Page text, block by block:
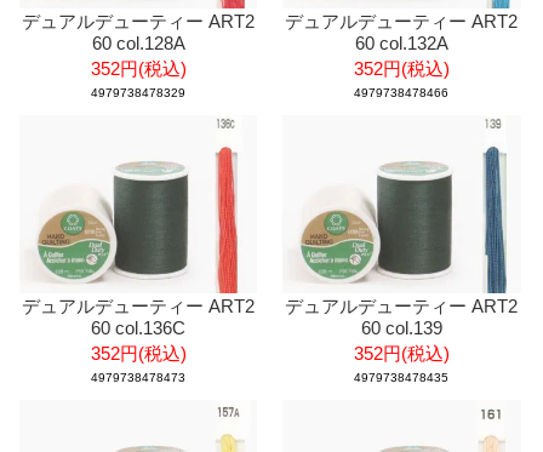
デュアルデューティー ART2
60 col.128A
352円(税込)
4979738478329
デュアルデューティー ART2
60 col.132A
352円(税込)
4979738478466
デュアルデューティー ART2
60 col.136C
352円(税込)
4979738478473
デュアルデューティー ART2
60 col.139
352円(税込)
4979738478435